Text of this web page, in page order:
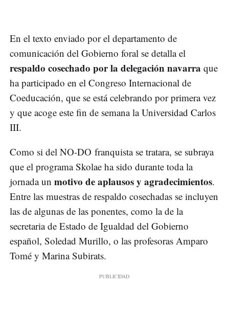
En el texto enviado por el departamento de
comunicación del Gobierno foral se detalla el
respaldo cosechado por la delegación navarra que
ha participado en el Congreso Internacional de
Coeducación, que se está celebrando por primera vez
y que acoge este fin de semana la Universidad Carlos
III.
Como si del NO-DO franquista se tratara, se subraya
que el programa Skolae ha sido durante toda la
jornada un motivo de aplausos y agradecimientos.
Entre las muestras de respaldo cosechadas se incluyen
las de algunas de las ponentes, como la de la
secretaria de Estado de Igualdad del Gobierno
español, Soledad Murillo, o las profesoras Amparo
Tomé y Marina Subirats.